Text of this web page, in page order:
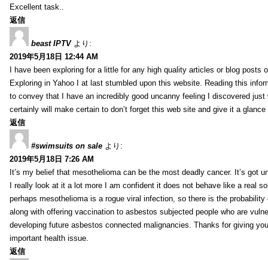
Excellent task..
返信
beast IPTV より:
2019年5月18日 12:44 AM
I have been exploring for a little for any high quality articles or blog posts
Exploring in Yahoo I at last stumbled upon this website. Reading this
to convey that I have an incredibly good uncanny feeling I discovered
certainly will make certain to don’t forget this web site and give it a
返信
#swimsuits on sale より:
2019年5月18日 7:26 AM
It’s my belief that mesothelioma can be the most deadly cancer. It’s got
I really look at it a lot more I am confident it does not behave like a real
perhaps mesothelioma is a rogue viral infection, so there is the
along with offering vaccination to asbestos subjected people who are
developing future asbestos connected malignancies. Thanks for giving
important health issue.
返信